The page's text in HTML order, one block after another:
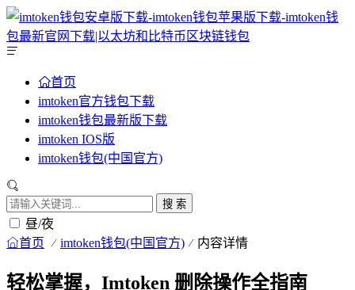
首页
imtoken官方钱包下载
imtoken钱包最新版下载
imtoken IOS版
imtoken钱包(中国官方)
搜 索
昼/夜
首页 imtoken钱包(中国官方) 内容详情
轻松掌握，Imtoken 删除操作全指南